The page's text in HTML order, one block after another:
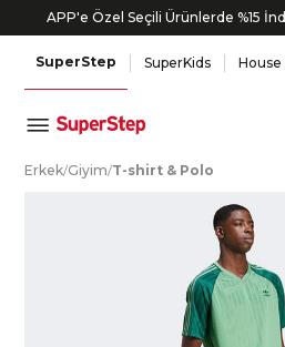
APP'e Özel Seçili Ürünlerde %15
Bonus kartlara özel vade
SuperStep
SuperKids House
Erkek/Giyim/T-shirt & Polo